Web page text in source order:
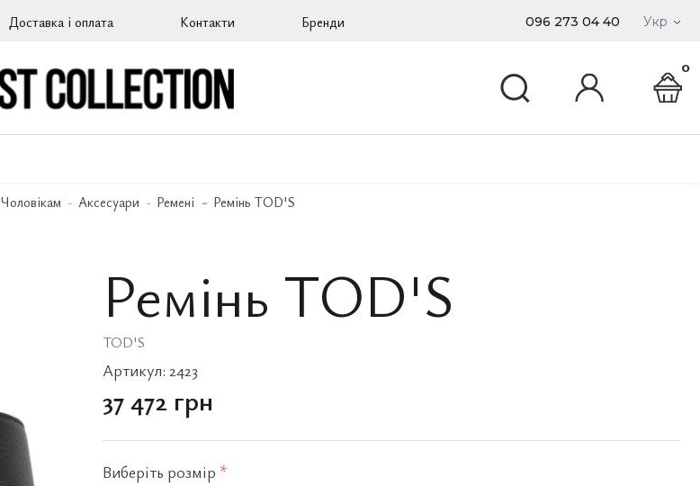
Доставка і оплата Контакти Бренди 096 273 04 40 Укр
0
Чоловікам Аксесуари Ремені Ремінь TOD'S
Ремінь TOD'S
TOD'S
Артикул: 2423
37 472 грн
Виберіть розмір *